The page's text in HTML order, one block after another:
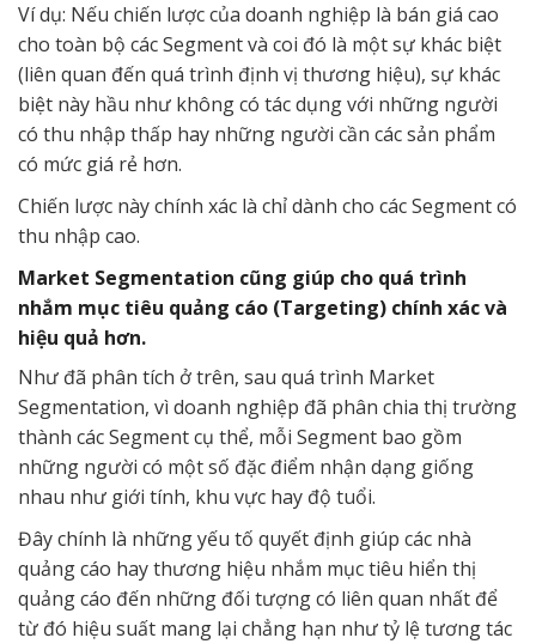
Ví dụ: Nếu chiến lược của doanh nghiệp là bán giá cao
cho toàn bộ các Segment và coi đó là một sự khác biệt
(liên quan đến quá trình định vị thương hiệu), sự khác
biệt này hầu như không có tác dụng với những người
có thu nhập thấp hay những người cần các sản phẩm
có mức giá rẻ hơn.
Chiến lược này chính xác là chỉ dành cho các Segment có
thu nhập cao.
Market Segmentation cũng giúp cho quá trình
nhắm mục tiêu quảng cáo (Targeting) chính xác và
hiệu quả hơn.
Như đã phân tích ở trên, sau quá trình Market
Segmentation, vì doanh nghiệp đã phân chia thị trường
thành các Segment cụ thể, mỗi Segment bao gồm
những người có một số đặc điểm nhận dạng giống
nhau như giới tính, khu vực hay độ tuổi.
Đây chính là những yếu tố quyết định giúp các nhà
quảng cáo hay thương hiệu nhắm mục tiêu hiển thị
quảng cáo đến những đối tượng có liên quan nhất để
từ đó hiệu suất mang lại chẳng hạn như tỷ lệ tương tác